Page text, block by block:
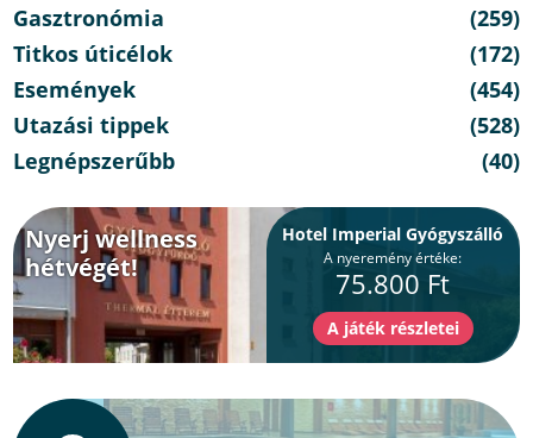
Gasztronómia
(259)
Titkos úticélok
(172)
Események
(454)
Utazási tippek
(528)
Legnépszerűbb
(40)
Nyerj wellness
hétvégét!
Hotel Imperial Gyógyszálló
A nyeremény értéke:
75.800 Ft